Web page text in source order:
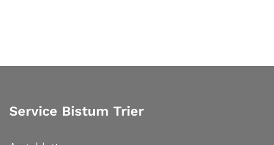
Service Bistum Trier